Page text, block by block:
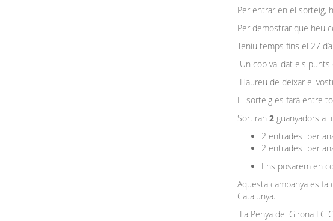
Per entrar en el sorteig,
Per demostrar que heu
Teniu temps fins el 27
Un cop validat els
Haureu de deixar el
El sorteig es farà entre
Sortiran 2 guanyadors a
2 entrades per
2 entrades per
Ens posarem en
Aquesta campanya es fa
Catalunya.
La Penya del Girona